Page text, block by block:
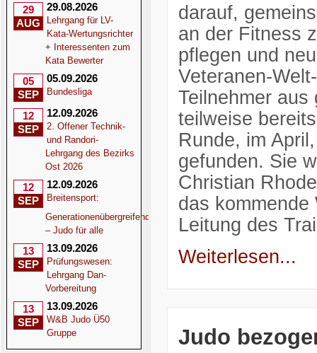
29
AUG
29.08.2026
Lehrgang für LV-
Kata-Wertungsrichter
+ Interessenten zum
Kata Bewerter
05
SEP
05.09.2026
Bundesliga
12
SEP
12.09.2026
2. Offener Technik-
und Randori-
Lehrgang des Bezirks
Ost 2026
12
SEP
12.09.2026
Breitensport:
Generationenübergreifend
– Judo für alle
13
SEP
13.09.2026
Prüfungswesen:
Lehrgang Dan-
Vorbereitung
13
SEP
13.09.2026
W&B Judo Ü50
Gruppe
darauf,
an der Fitness
pflegen und
Veteranen-
Teilnehmer
teilweise
Runde, im
gefunden. Sie
Christian
das
Leitung des
Weiterlesen...
Judo